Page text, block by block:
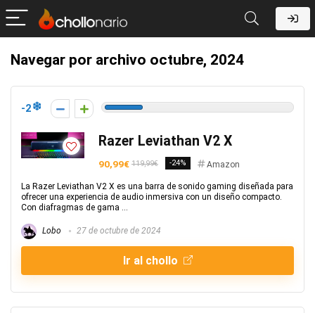
Navegar por archivo octubre, 2024
-2
Razer Leviathan V2 X
90,99€ 119,99€ -24% Amazon
La Razer Leviathan V2 X es una barra de sonido gaming diseñada para
ofrecer una experiencia de audio inmersiva con un diseño compacto.
Con diafragmas de gama ...
Lobo 27 de octubre de 2024
Ir al chollo